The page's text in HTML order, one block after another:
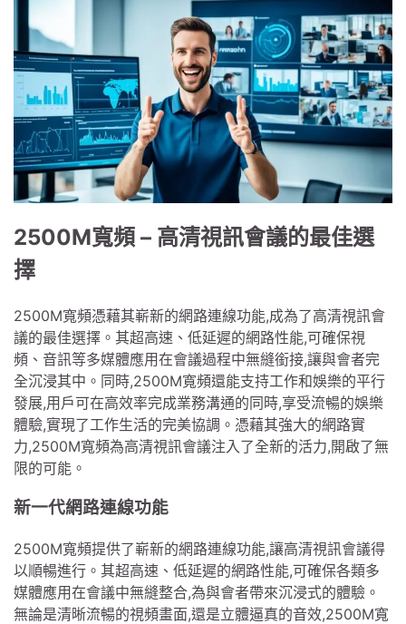
2500M寬頻 – 高清視訊會議的最佳選
擇
2500M寬頻憑藉其嶄新的網路連線功能,成為了高清視訊會
議的最佳選擇。其超高速、低延遲的網路性能,可確保視
頻、音訊等多媒體應用在會議過程中無縫銜接,讓與會者完
全沉浸其中。同時,2500M寬頻還能支持工作和娛樂的平行
發展,用戶可在高效率完成業務溝通的同時,享受流暢的娛樂
體驗,實現了工作生活的完美協調。憑藉其強大的網路實
力,2500M寬頻為高清視訊會議注入了全新的活力,開啟了無
限的可能。
新一代網路連線功能
2500M寬頻提供了嶄新的網路連線功能,讓高清視訊會議得
以順暢進行。其超高速、低延遲的網路性能,可確保各類多
媒體應用在會議中無縫整合,為與會者帶來沉浸式的體驗。
無論是清晰流暢的視頻畫面,還是立體逼真的音效,2500M寬